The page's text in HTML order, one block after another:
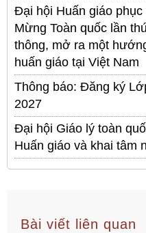
Đại hội Huấn giáo
Mừng Toàn quốc lần
thông, mở ra một
huấn giáo tại Việt Nam
Thông báo: Đăng ký
2027
Đại hội Giáo lý toàn
Huấn giáo và khai tâm
Bài viết liên quan